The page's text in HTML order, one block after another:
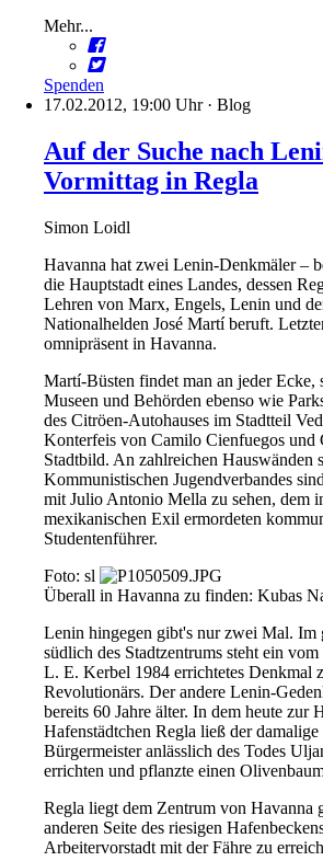
Mehr...
Spenden
17.02.2012, 19:00 Uhr· Blog
Auf der Suche nach
Vormittag in Regla
Simon Loidl
Havanna hat zwei Lenin-Denkmäler –
die Hauptstadt eines Landes, dessen
Lehren von Marx, Engels, Lenin und
Nationalhelden José Martí beruft.
omnipräsent in Havanna.
Martí-Büsten findet man an jeder Ecke,
Museen und Behörden ebenso wie
des Citröen-Autohauses im Stadtteil
Konterfeis von Camilo Cienfuegos und
Stadtbild. An zahlreichen Hauswänden
Kommunistischen Jugendverbandes
mit Julio Antonio Mella zu sehen, dem
mexikanischen Exil ermordeten
Studentenführer.
Foto: sl
Überall in Havanna zu finden: Kubas
Lenin hingegen gibt's nur zwei Mal. Im
südlich des Stadtzentrums steht ein
L. E. Kerbel 1984 errichtetes Denkmal
Revolutionärs. Der andere Lenin-
bereits 60 Jahre älter. In dem heute zur
Hafenstädtchen Regla ließ der damalige
Bürgermeister anlässlich des Todes
errichten und pflanzte einen
Regla liegt dem Zentrum von Havanna
anderen Seite des riesigen
Arbeitervorstadt mit der Fähre zu